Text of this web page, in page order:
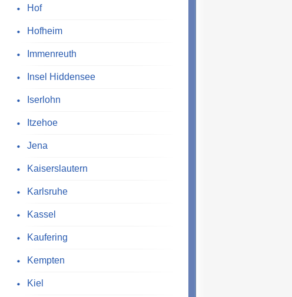
Hof
Hofheim
Immenreuth
Insel Hiddensee
Iserlohn
Itzehoe
Jena
Kaiserslautern
Karlsruhe
Kassel
Kaufering
Kempten
Kiel